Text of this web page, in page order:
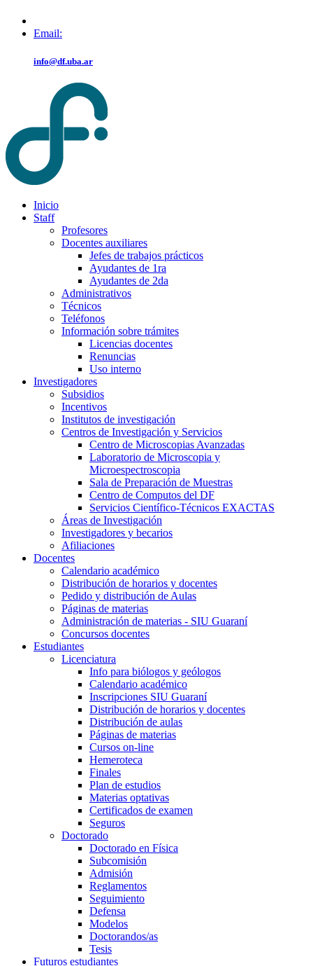
Email:
info@df.uba.ar
Inicio
Staff
Profesores
Docentes auxiliares
Jefes de trabajos prácticos
Ayudantes de 1ra
Ayudantes de 2da
Administrativos
Técnicos
Teléfonos
Información sobre trámites
Licencias docentes
Renuncias
Uso interno
Investigadores
Subsidios
Incentivos
Institutos de investigación
Centros de Investigación y Servicios
Centro de Microscopias Avanzadas
Laboratorio de Microscopia y
Microespectroscopia
Sala de Preparación de Muestras
Centro de Computos del DF
Servicios Científico-Técnicos EXACTAS
Áreas de Investigación
Investigadores y becarios
Afiliaciones
Docentes
Calendario académico
Distribución de horarios y docentes
Pedido y distribución de Aulas
Páginas de materias
Administración de materias - SIU Guaraní
Concursos docentes
Estudiantes
Licenciatura
Info para biólogos y geólogos
Calendario académico
Inscripciones SIU Guaraní
Distribución de horarios y docentes
Distribución de aulas
Páginas de materias
Cursos on-line
Hemeroteca
Finales
Plan de estudios
Materias optativas
Certificados de examen
Seguros
Doctorado
Doctorado en Física
Subcomisión
Admisión
Reglamentos
Seguimiento
Defensa
Modelos
Doctorandos/as
Tesis
Futuros estudiantes